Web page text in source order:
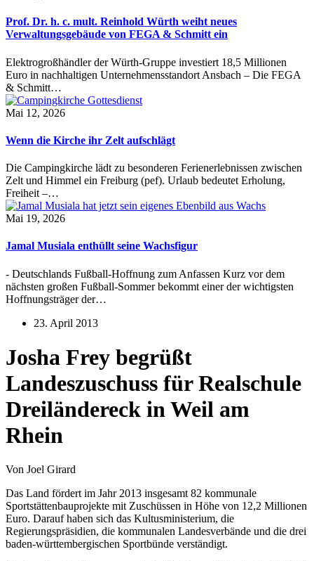
Prof. Dr. h. c. mult. Reinhold Würth weiht neues
Verwaltungsgebäude von FEGA & Schmitt ein
Elektrogroßhändler der Würth-Gruppe investiert 18,5 Millionen
Euro in nachhaltigen Unternehmensstandort Ansbach – Die FEGA
& Schmitt…
Mai 12, 2026
Wenn die Kirche ihr Zelt aufschlägt
Die Campingkirche lädt zu besonderen Ferienerlebnissen zwischen
Zelt und Himmel ein Freiburg (pef). Urlaub bedeutet Erholung,
Freiheit –…
Mai 19, 2026
Jamal Musiala enthüllt seine Wachsfigur
- Deutschlands Fußball-Hoffnung zum Anfassen Kurz vor dem
nächsten großen Fußball-Sommer bekommt einer der wichtigsten
Hoffnungsträger der…
23. April 2013
Josha Frey begrüßt
Landeszuschuss für Realschule
Dreiländereck in Weil am
Rhein
Von Joel Girard
Das Land fördert im Jahr 2013 insgesamt 82 kommunale
Sportstättenbauprojekte mit Zuschüssen in Höhe von 12,2 Millionen
Euro. Darauf haben sich das Kultusministerium, die
Regierungspräsidien, die kommunalen Landesverbände und die drei
baden-württembergischen Sportbünde verständigt.